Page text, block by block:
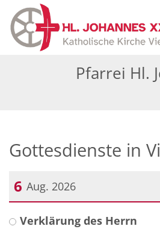
Zum Inhalt springen
Pfarrei Hl.
Gottesdienste in
6 Aug. 2026
Datum: 6. August 2026
Verklärung des Herrn